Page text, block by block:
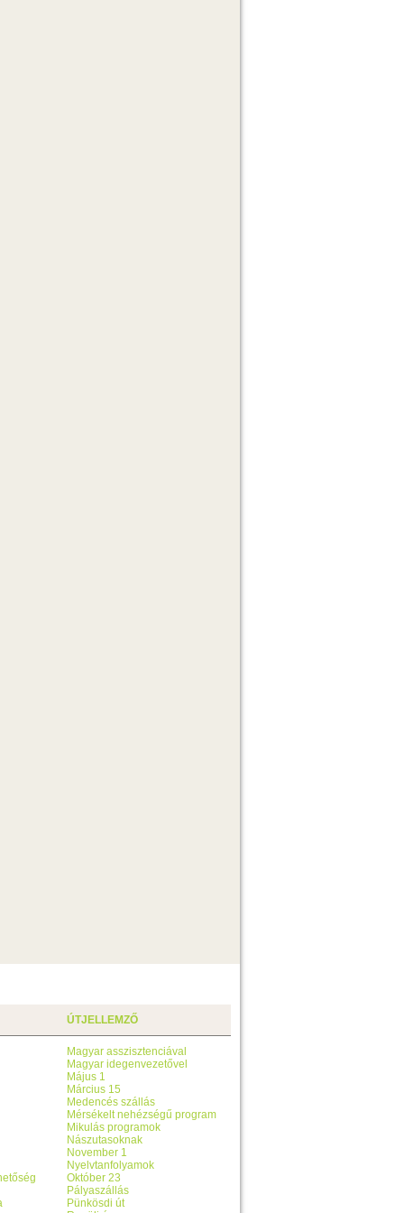
ÚTJELLEMZŐ
Magyar asszisztenciával
Magyar idegenvezetővel
Május 1
Március 15
Medencés szállás
Mérsékelt nehézségű program
Mikulás programok
Nászutasoknak
November 1
Nyelvtanfolyamok
Október 23
Pályaszállás
Pünkösdi út